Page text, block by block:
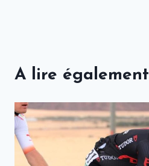
A lire également